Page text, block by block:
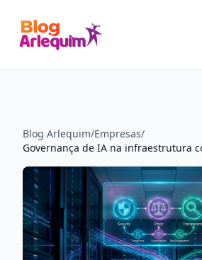
Blog Arlequim/Empresas/